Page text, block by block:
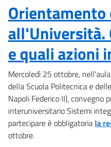
Orientamento
e quali azioni
Mercoledì 25 ottobre,
della Scuola Politecnica e
Napoli Federico II), convegno
interuniversitario Sistemi
partecipare è obbligatoria la
ottobre.